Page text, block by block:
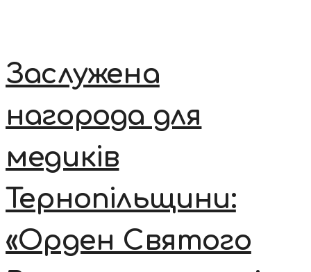
Заслужена
нагорода для
медиків
Тернопільщини:
«Орден Святого